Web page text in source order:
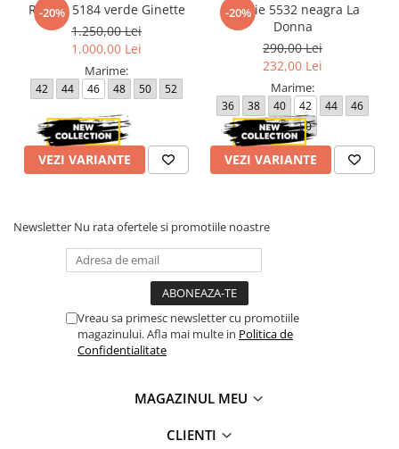
-20%
Rochie 5184 verde Ginette
1.250,00 Lei
1.000,00 Lei
Marime:
42 44 46 48 50 52
VEZI VARIANTE
-20%
Rochie 5532 neagra La
Donna
290,00 Lei
232,00 Lei
Marime:
36 38 40 42 44
46
48
50
VEZI VARIANTE
Newsletter Nu rata ofertele si promotiile noastre
Vreau sa primesc newsletter cu promotiile
magazinului. Afla mai multe in Politica de
Confidentialitate
MAGAZINUL MEU
CLIENTI